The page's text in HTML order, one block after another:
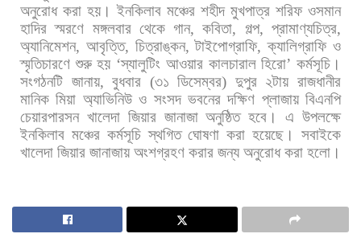
অনুরোধ করা হয়। ইনকিলাব মঞ্চের শহীদ মুখপাত্র শরিফ ওসমান
হাদির স্মরণে মঙ্গলবার থেকে গান,কবিতা, গল্প,প্রামাণ্যচিত্র,
অ্যানিমেশন, আবৃত্তি, চিত্রাঙ্কন,টাইপোগ্রাফি,ক্যালিগ্রাফি ও
স্মৃতিচারণে শুরু হয় ‘স্যালুটিং আওয়ার কালচারাল হিরো’কর্মসূচি।
সংগঠনটি জানায়,বুধবার (৩১ ডিসেম্বর) দুপুর ২টায় রাজধানীর
মানিক মিয়া অ্যাভিনিউ ও সংসদ ভবনের দক্ষিণ প্লাজায় বিএনপি
চেয়ারপারসন খালেদা জিয়ার জানাজা অনুষ্ঠিত হবে। এ উপলক্ষে
ইনকিলাব মঞ্চের কর্মসূচি স্থগিত ঘোষণা করা হয়েছে।
সবাইকে
খালেদা জিয়ার জানাজায় অংশগ্রহণ করার জন্য অনুরোধ করা হলো।